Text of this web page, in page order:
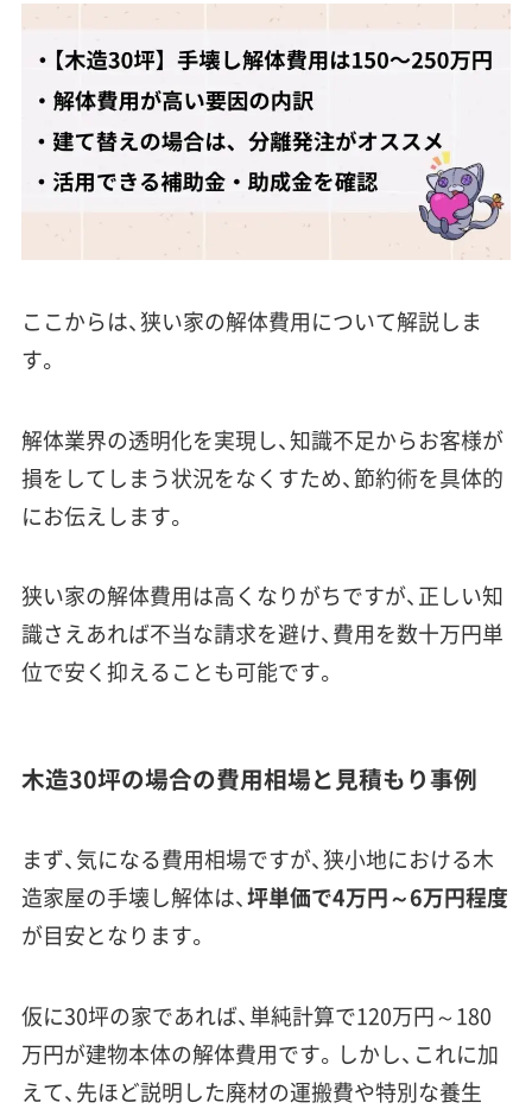
ここからは、狭い家の解体費用について解説しま
す。
解体業界の透明化を実現し、知識不足からお客様が
損をしてしまう状況をなくすため、節約術を具体的
にお伝えします。
狭い家の解体費用は高くなりがちですが、正しい知
識さえあれば不当な請求を避け、費用を数十万円単
位で安く抑えることも可能です。
木造30坪の場合の費用相場と見積もり事例
まず、気になる費用相場ですが、狭小地における木
造家屋の手壊し解体は、坪単価で4万円～6万円程度
が目安となります。
仮に30坪の家であれば、単純計算で120万円～180
万円が建物本体の解体費用です。しかし、これに加
えて、先ほど説明した廃材の運搬費や特別な養生